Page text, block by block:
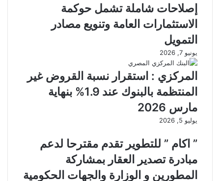
إصلاحات شاملة تشمل حوكمة
الاستثمارات العامة وتنويع مصادر
التمويل
يونيو 7, 2026
المركزي : استقرار نسبة القروض غير
المنتظمة بالبنوك عند 1.9% بنهاية
مارس 2026
يوليو 5, 2026
” اكام ” للتطوير تقدم مقترحا لدعم
مبادرة تصدير العقار بمشاركة
المطورين و الوزارة والجهات الحكومية